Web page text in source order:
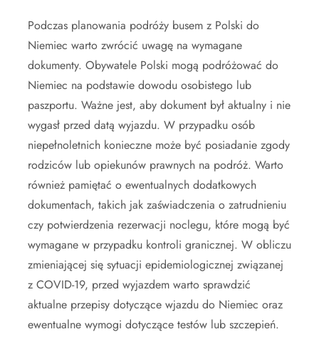
Podczas planowania podróży busem z Polski do
Niemiec warto zwrócić uwagę na wymagane
dokumenty. Obywatele Polski mogą podróżować do
Niemiec na podstawie dowodu osobistego lub
paszportu. Ważne jest, aby dokument był aktualny i nie
wygasł przed datą wyjazdu. W przypadku osób
niepełnoletnich konieczne może być posiadanie zgody
rodziców lub opiekunów prawnych na podróż. Warto
również pamiętać o ewentualnych dodatkowych
dokumentach, takich jak zaświadczenia o zatrudnieniu
czy potwierdzenia rezerwacji noclegu, które mogą być
wymagane w przypadku kontroli granicznej. W obliczu
zmieniającej się sytuacji epidemiologicznej związanej
z COVID-19, przed wyjazdem warto sprawdzić
aktualne przepisy dotyczące wjazdu do Niemiec oraz
ewentualne wymogi dotyczące testów lub szczepień.